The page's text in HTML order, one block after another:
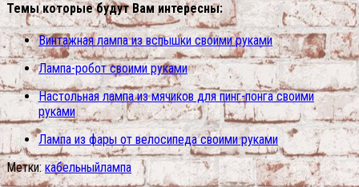
Темы которые будут Вам интересны:
Винтажная лампа из вспышки своими руками
Лампа-робот своими руками
Настольная лампа из мячиков для пинг-понга своими
руками
Лампа из фары от велосипеда своими руками
Метки: кабельныйлампа